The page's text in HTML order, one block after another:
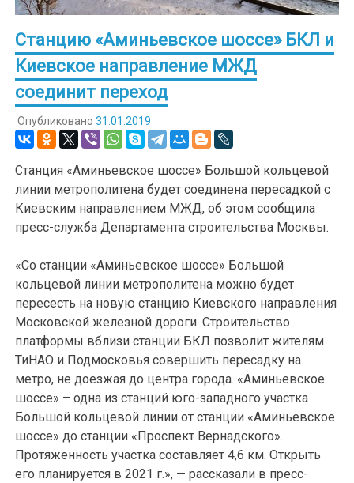
Станцию «Аминьевское шоссе» БКЛ и
Киевское направление МЖД
соединит переход
Опубликовано 31.01.2019
Станция «Аминьевское шоссе» Большой кольцевой
линии метрополитена будет соединена пересадкой с
Киевским направлением МЖД, об этом сообщила
пресс-служба Департамента строительства Москвы.
«Со станции «Аминьевское шоссе» Большой
кольцевой линии метрополитена можно будет
пересесть на новую станцию Киевского направления
Московской железной дороги. Строительство
платформы вблизи станции БКЛ позволит жителям
ТиНАО и Подмосковья совершить пересадку на
метро, не доезжая до центра города. «Аминьевское
шоссе» – одна из станций юго-западного участка
Большой кольцевой линии от станции «Аминьевское
шоссе» до станции «Проспект Вернадского».
Протяженность участка составляет 4,6 км. Открыть
его планируется в 2021 г.», — рассказали в пресс-